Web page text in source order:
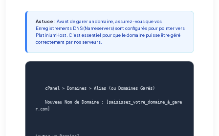
Astuce : Avant de garer un domaine, assurez-vous que vos
Enregistrements DNS (Nameservers) sont configurés pour pointer vers
PlatiniumHost. C'est essentiel pour que le domaine puisse être géré
correctement par nos serveurs.
    cPanel > Domaines > Alias (ou Domaines Garés)
r.com]